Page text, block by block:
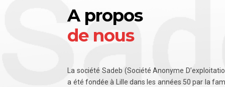
A propos
de nous
La société Sadeb (Société Anonyme
a été fondée à Lille dans les années 50 par la